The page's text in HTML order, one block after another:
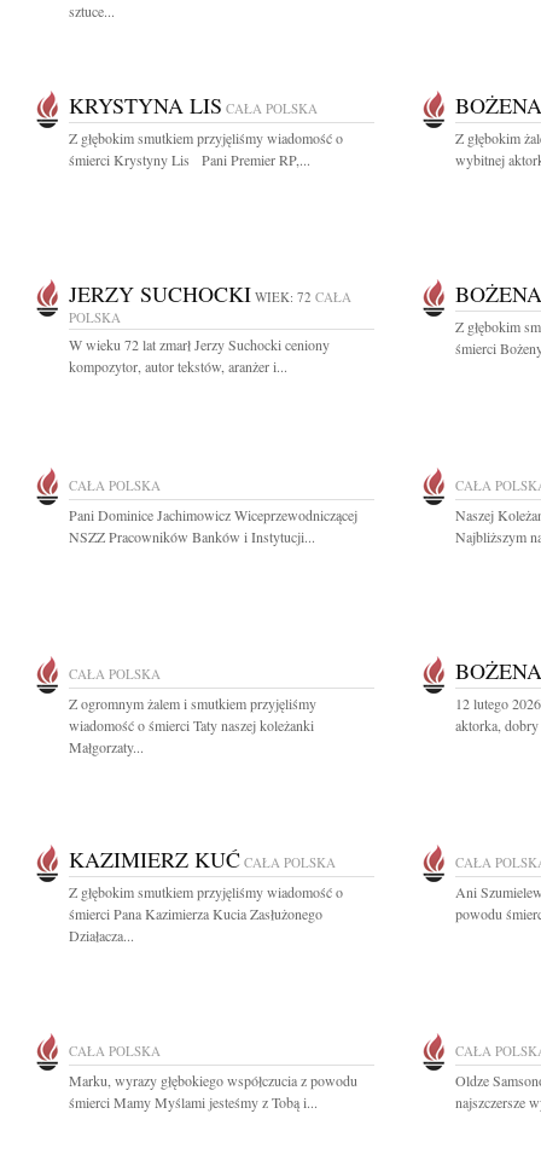
sztuce...
KRYSTYNA LIS CAŁA POLSKA
Z głębokim smutkiem przyjęliśmy wiadomość o
śmierci Krystyny Lis Pani Premier RP,...
Z głębokim
wybitnej
JERZY SUCHOCKI WIEK: 72 CAŁA
POLSKA
W wieku 72 lat zmarł Jerzy Suchocki ceniony
kompozytor, autor tekstów, aranżer i...
Z głębokim
śmierci
CAŁA POLSKA
Pani Dominice Jachimowicz Wiceprzewodniczącej
NSZZ Pracowników Banków i Instytucji...
CAŁA
Naszej
Najbliższym
CAŁA POLSKA
Z ogromnym żalem i smutkiem przyjęliśmy
wiadomość o śmierci Taty naszej koleżanki
Małgorzaty...
12 lutego
aktorka, dobry
KAZIMIERZ KUĆ CAŁA POLSKA
Z głębokim smutkiem przyjęliśmy wiadomość o
śmierci Pana Kazimierza Kucia Zasłużonego
Działacza...
CAŁA
Ani
powodu
CAŁA POLSKA
Marku, wyrazy głębokiego współczucia z powodu
śmierci Mamy Myślami jesteśmy z Tobą i...
CAŁA
Oldze
najszczersze